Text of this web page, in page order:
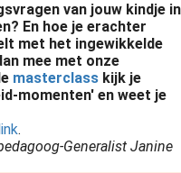
van jouw kindje in
En hoe je erachter
met het ingewikkelde
mee met onze
masterclass kijk je
momenten' en weet je
.
Generalist Janine